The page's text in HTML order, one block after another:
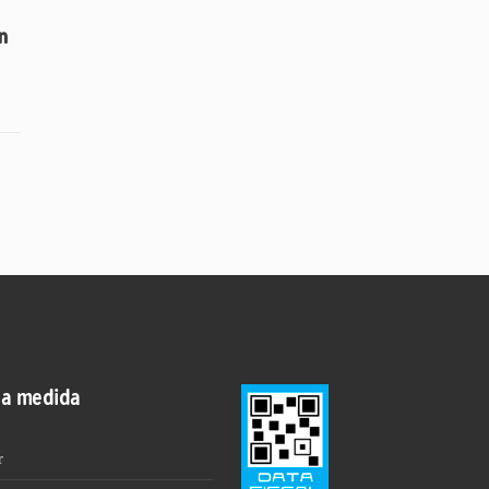
medida